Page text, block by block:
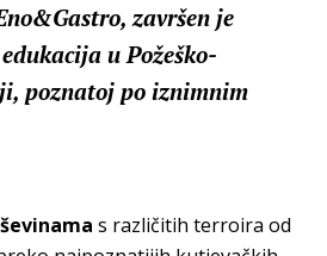
završen je
u Požeško-
poznatoj po iznimnim
s različitih terroira od